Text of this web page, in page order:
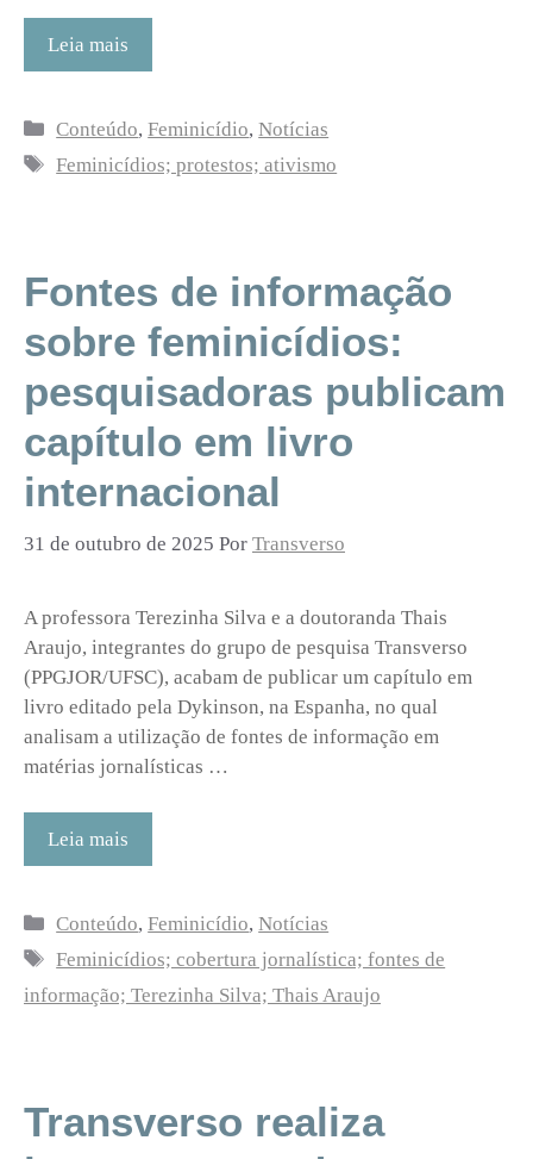
Leia mais
Categorias
Conteúdo,Feminicídio,Notícias
Tags
Feminicídios; protestos; ativismo
Fontes de informação
sobre feminicídios:
pesquisadoras publicam
capítulo em livro
internacional
31 de outubro de 2025 Por Transverso
A professora Terezinha Silva e a doutoranda Thais
Araujo, integrantes do grupo de pesquisa Transverso
(PPGJOR/UFSC), acabam de publicar um capítulo em
livro editado pela Dykinson, na Espanha, no qual
analisam a utilização de fontes de informação em
matérias jornalísticas …
Leia mais
Categorias
Conteúdo,Feminicídio,Notícias
Tags
Feminicídios; cobertura jornalística; fontes de
informação; Terezinha Silva; Thais Araujo
Transverso realiza